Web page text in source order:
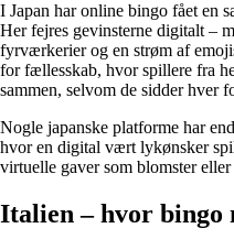
I Japan har online bingo fået en
Her fejres gevinsterne digitalt –
fyrværkerier og en strøm af
for fællesskab, hvor spillere fra
sammen, selvom de sidder hver
Nogle japanske platforme har
hvor en digital vært lykønsker
virtuelle gaver som blomster
Italien – hvor bingo